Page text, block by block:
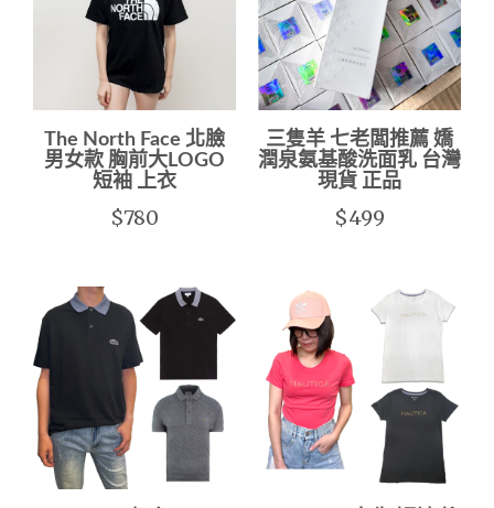
The North Face 北臉
男女款 胸前大LOGO
短袖 上衣
$780
三隻羊 七老闆推薦 嬌
潤泉氨基酸洗面乳 台灣
現貨 正品
$499